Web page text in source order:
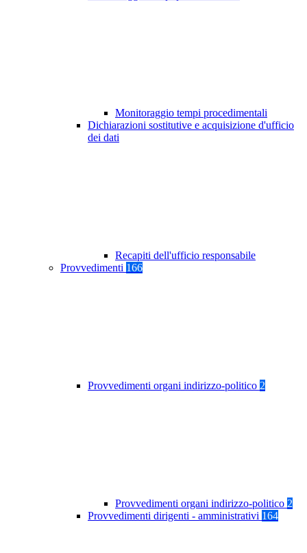
Monitoraggio tempi procedimentali
Dichiarazioni sostitutive e acquisizione d'ufficio
dei dati
Recapiti dell'ufficio responsabile
Provvedimenti 166
Provvedimenti organi indirizzo-politico 2
Provvedimenti organi indirizzo-politico 2
Provvedimenti dirigenti - amministrativi 164